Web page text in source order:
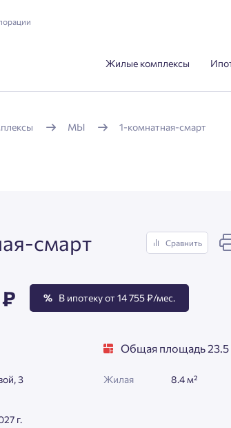
Жилые комплексы
МЫ 1-комнатная-смарт
смарт Сравнить
% В ипотеку от 14 755 ₽/мес.
3
г.
Общая площадь 23.5
Жилая 8.4 м²